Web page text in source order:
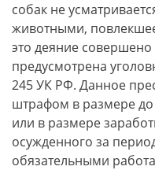
собак не
животными,
это деяние
предусмотрена
245 УК РФ. Данное
штрафом в размере до
или в размере
осужденного за
обязательными